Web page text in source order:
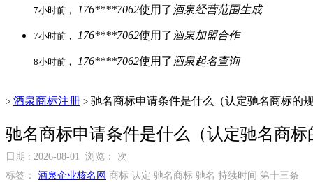
7小时前， 176****7062使用了 酒泉经营范围生成
7小时前， 176****7062使用了 酒泉加盟合作
8小时前， 176****7062使用了 酒泉起名查询
> 酒泉商标注册 > 驰名商标申请条件是什么（认定驰名商标的规
驰名商标申请条件是什么（认定驰名商标
日期 : 2026-08-01 浏览：
次
标签： 酒泉企业核名网 商标 认定 驰名商标 驰名 持续时间 第十三条